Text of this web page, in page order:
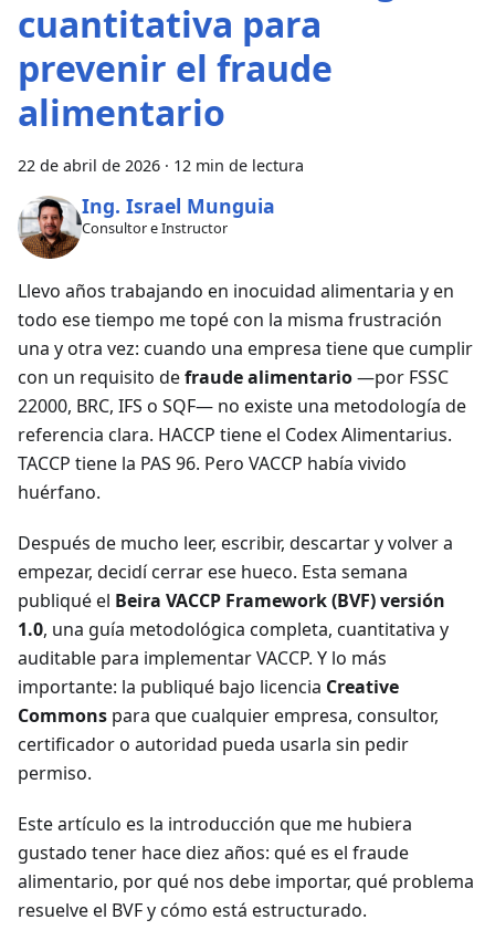
cuantitativa para
prevenir el fraude
alimentario
22 de abril de 2026 · 12 min de lectura
Ing. Israel Munguia
Consultor e Instructor
Llevo años trabajando en inocuidad alimentaria y en
todo ese tiempo me topé con la misma frustración
una y otra vez: cuando una empresa tiene que cumplir
con un requisito defraude alimentario—por FSSC
22000, BRC, IFS o SQF— no existe una metodología de
referencia clara. HACCP tiene el Codex Alimentarius.
TACCP tiene la PAS 96. Pero VACCP había vivido
huérfano.
Después de mucho leer, escribir, descartar y volver a
empezar, decidí cerrar ese hueco. Esta semana
publiqué el Beira VACCP Framework (BVF) versión
1.0, una guía metodológica completa, cuantitativa y
auditable para implementar VACCP. Y lo más
importante: la publiqué bajo licencia Creative
Commons para que cualquier empresa, consultor,
certificador o autoridad pueda usarla sin pedir
permiso.
Este artículo es la introducción que me hubiera
gustado tener hace diez años: qué es el fraude
alimentario, por qué nos debe importar, qué problema
resuelve el BVF y cómo está estructurado.